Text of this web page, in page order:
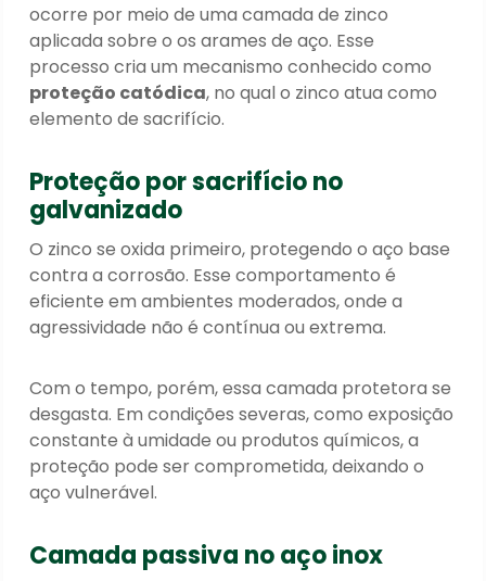
ocorre por meio de uma camada de zinco
aplicada sobre o os arames de aço. Esse
processo cria um mecanismo conhecido como
proteção catódica, no qual o zinco atua como
elemento de sacrifício.
Proteção por sacrifício no
galvanizado
O zinco se oxida primeiro, protegendo o aço base
contra a corrosão. Esse comportamento é
eficiente em ambientes moderados, onde a
agressividade não é contínua ou extrema.
Com o tempo, porém, essa camada protetora se
desgasta. Em condições severas, como exposição
constante à umidade ou produtos químicos, a
proteção pode ser comprometida, deixando o
aço vulnerável.
Camada passiva no aço inox